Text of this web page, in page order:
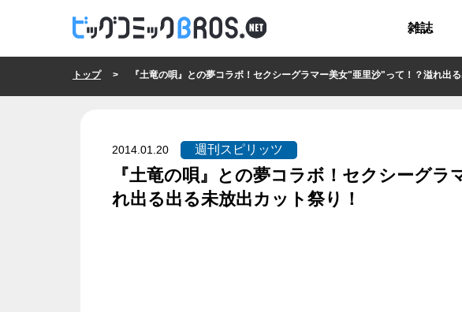
雑誌
トップ> 『土竜の唄』との夢コラボ！セクシーグラマー美女"亜里沙"って！？溢れ出る
週刊スピリッツ
2014.01.20
『土竜の唄』との夢コラボ！セクシーグ
れ出る出る未放出カット祭り！